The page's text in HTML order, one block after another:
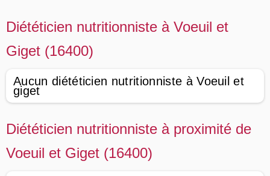
Diététicien nutritionniste à Voeuil et
Giget (16400)
Aucun diététicien nutritionniste à Voeuil et
giget
Diététicien nutritionniste à proximité de
Voeuil et Giget (16400)